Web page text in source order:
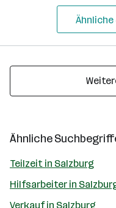
Ähnliche
Teilzeit in Salzburg
Hilfsarbeiter in
Verkauf in Salzburg